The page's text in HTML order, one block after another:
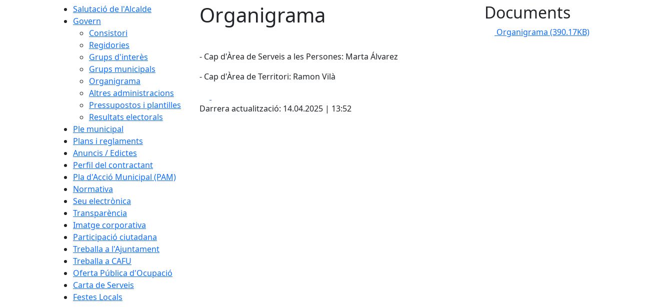
Salutació de l'Alcalde
Govern
Consistori
Regidories
Grups d'interès
Grups municipals
Organigrama
Altres administracions
Pressupostos i plantilles
Resultats electorals
Ple municipal
Plans i reglaments
Anuncis / Edictes
Perfil del contractant
Pla d'Acció Municipal (PAM)
Normativa
Seu electrònica
Transparència
Imatge corporativa
Participació ciutadana
Treballa a l'Ajuntament
Treballa a CAFU
Oferta Pública d'Ocupació
Carta de Serveis
Festes Locals
Organigrama
- Cap d'Àrea de Serveis a les Persones: Marta Álvarez
- Cap d'Àrea de Territori: Ramon Vilà
Darrera actualització: 14.04.2025 | 13:52
Documents
Organigrama (390.17KB)